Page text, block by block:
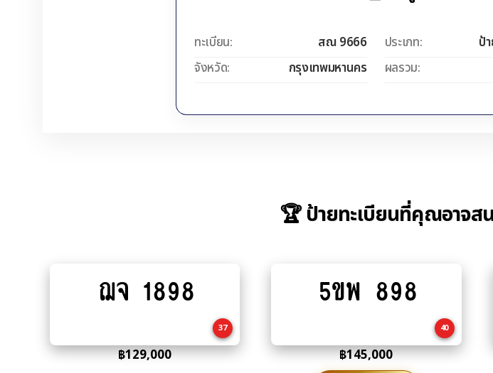
ทะเบียน:
สณ 9666
จังหวัด:
กรุงเทพมหานคร
ประเภท:
ป้
ผลรวม:
🏆 ป้ายทะเบียนที่คุณอาจส
Add
to
ฌจ 1898
37
฿129,000
Add
to
5ขพ 898
40
฿145,000